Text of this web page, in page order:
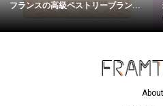
フランスの高級ペストリーブラン...
About